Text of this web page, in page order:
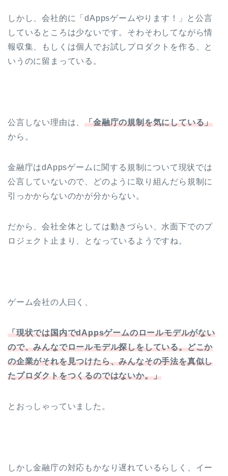
しかし、会社的に「dAppsゲームやります！」と公言
しているところは少ないです。そわそわしてながら情
報収集、もしくは個人でお試しプロダクトを作る、と
いうのに留まっている。
公言しない理由は、「金融庁の規制を気にしている」
から。
金融庁はdAppsゲームに関する規制について現状では
公言していないので、どのように取り組んだら規制に
引っかからないのかが分からない。
だから、会社全体としては動きづらい、水面下でのプ
ロジェクト止まり、となっているようですね。
ゲーム会社の人曰く、
「現状では国内でdAppsゲームのロールモデルがない
ので、みんなでロールモデル探しをしている。どこか
の企業がそれを見つけたら、みんなその手法を真似し
たプロダクトをつくるのではないか。」
とおっしゃっていました。
しかし金融庁の対応もかなり遅れているらしく、イー